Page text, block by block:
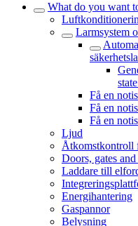
What do you want
Larmsystem
Få en
Få en
Få en
Ljud
Åtkomstkontroll
Doors, gates
Laddare till
Energihantering
Gaspannor
Belysning